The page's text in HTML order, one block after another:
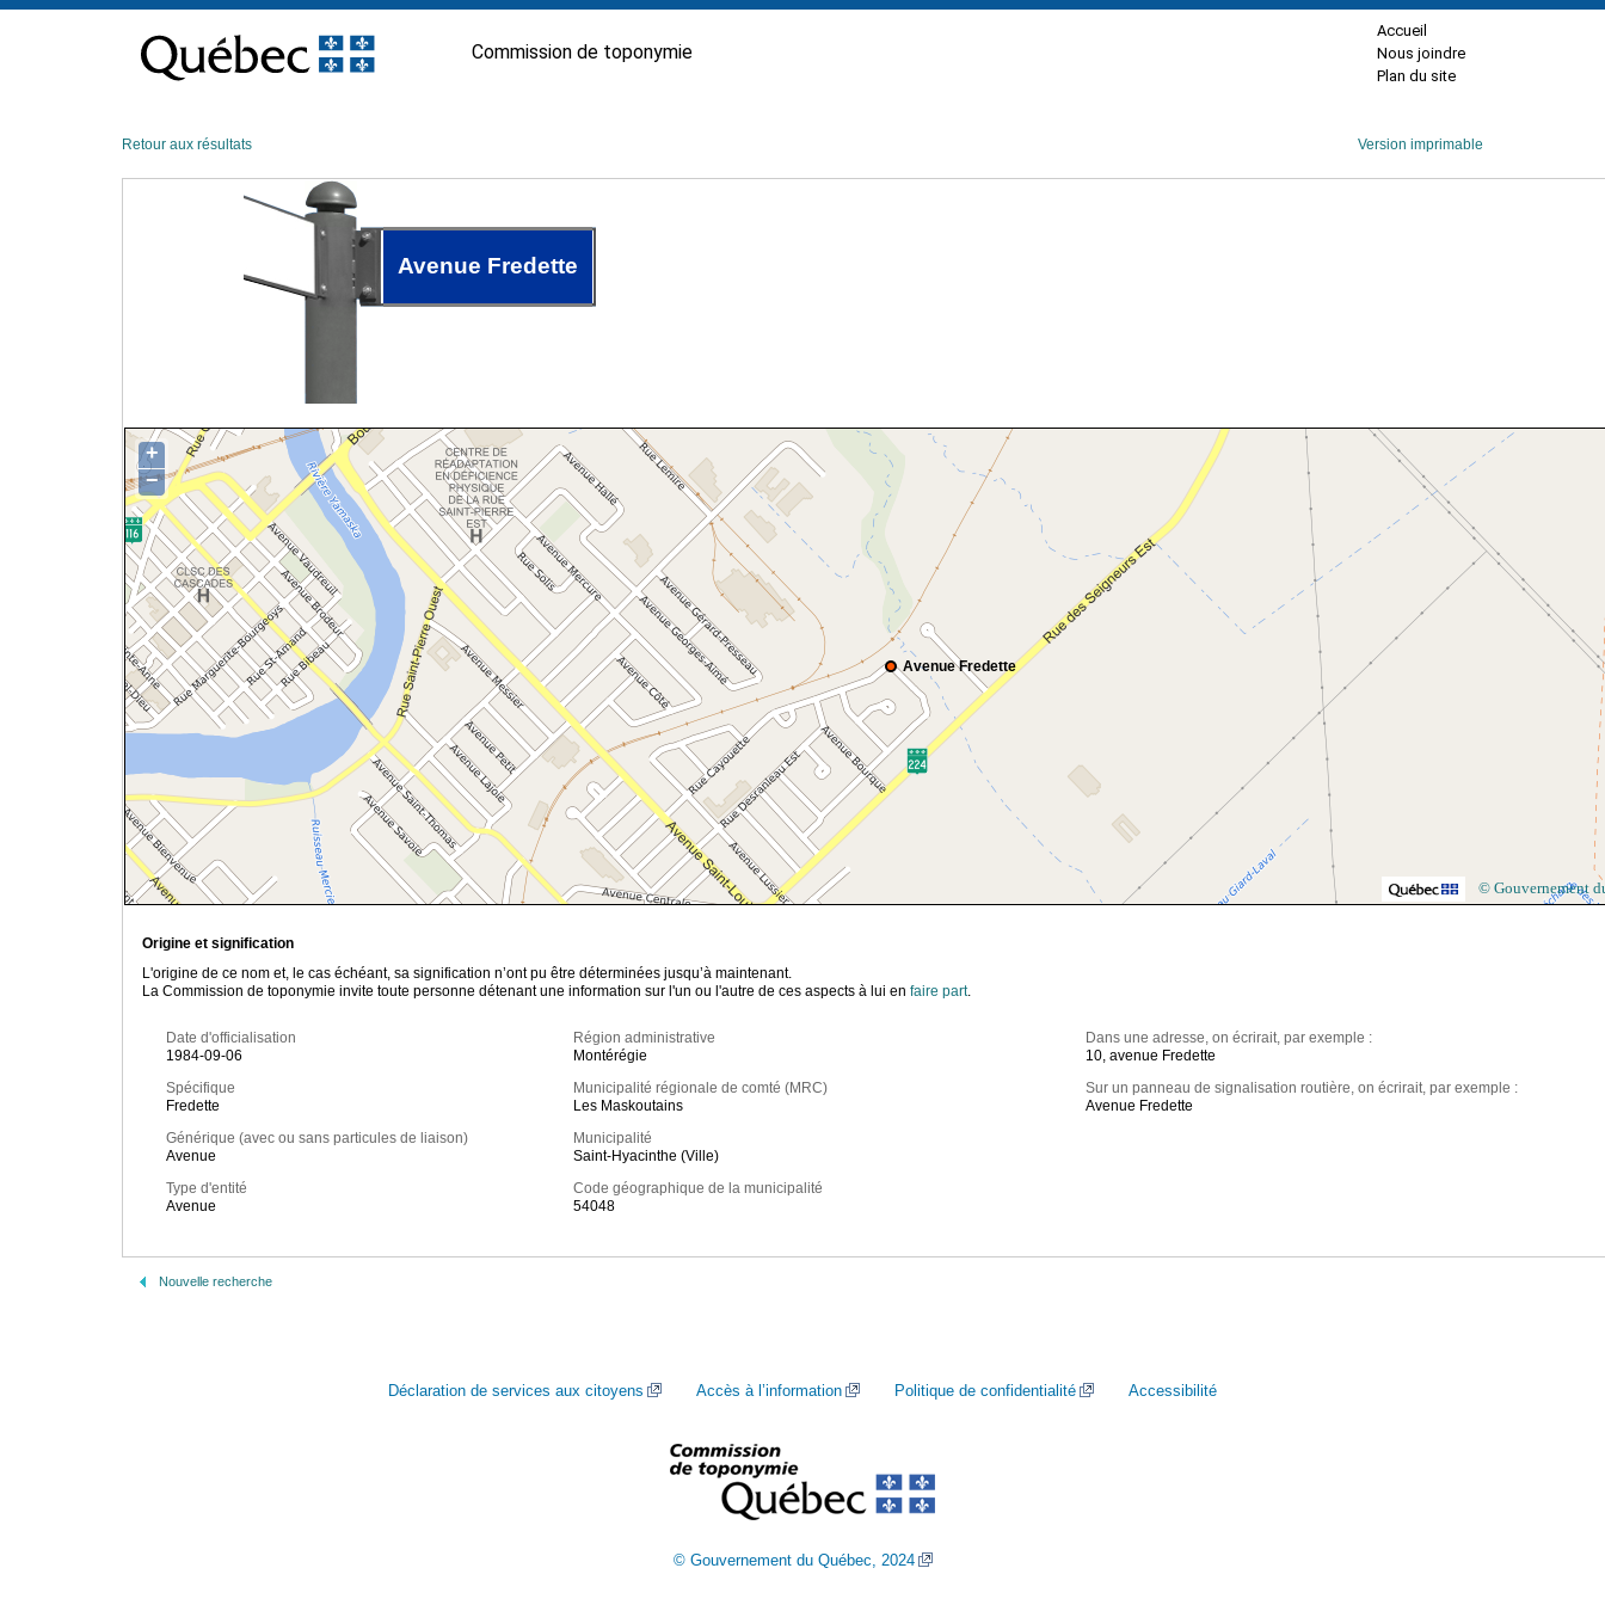
contenu
Commission de toponymie
Accueil
Nous joindre
Plan du site
Retour aux résultats Version imprimable
Avenue Fredette
Avenue Fredette
+
−
© Gouvernement
Origine et signification
L'origine de ce nom et, le cas échéant, sa signification n’ont pu être déterminées jusqu’à maintenant.
La Commission de toponymie invite toute personne détenant une information sur l'un ou l'autre de ces aspects à lui en faire part.
Date d'officialisation
1984-09-06
Spécifique
Fredette
Générique (avec ou sans particules de liaison)
Avenue
Type d'entité
Avenue
Région administrative
Montérégie
Municipalité régionale de comté (MRC)
Les Maskoutains
Municipalité
Saint-Hyacinthe (Ville)
Code géographique de la municipalité
54048
Dans une adresse, on écrirait, par exemple :
10, avenue Fredette
Sur un panneau de signalisation routière, on écrirait, par exemple :
Avenue Fredette
Nouvelle recherche
Déclaration de services aux citoyens Accès à l’information Politique de confidentialité Accessibilité
© Gouvernement du Québec, 2024